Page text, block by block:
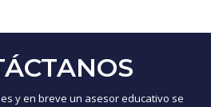
y en breve un asesor educativo se